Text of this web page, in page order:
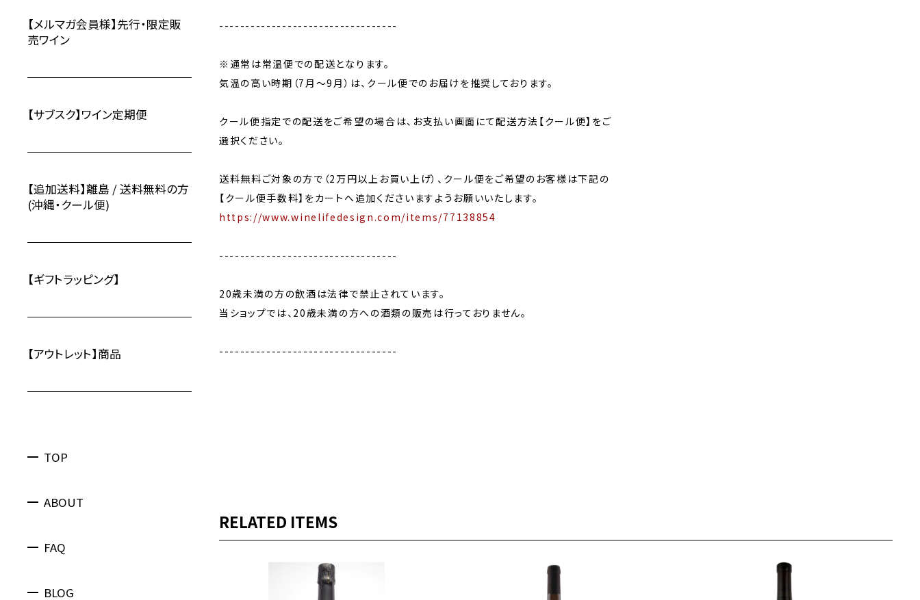
TOP
ABOUT
FAQ
BLOG
【メルマガ会員様】先行・限定販
売ワイン
【サブスク】ワイン定期便
【追加送料】離島 / 送料無料の方
(沖縄・クール便)
【ギフトラッピング】
【アウトレット】商品
----------------------------------
※通常は常温便での配送となります。
気温の高い時期（7月〜9月）は、クール便でのお届けを推奨しております。
クール便指定での配送をご希望の場合は、お支払い画面にて配送方法【クール便】をご
選択ください。
送料無料ご対象の方で（2万円以上お買い上げ）、クール便をご希望のお客様は下記の
【クール便手数料】をカートへ追加くださいますようお願いいたします。
https://www.winelifedesign.com/items/77138854
----------------------------------
20歳未満の方の飲酒は法律で禁止されています。
当ショップでは、20歳未満の方への酒類の販売は行っておりません。
----------------------------------
RELATED ITEMS